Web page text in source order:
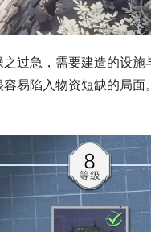
过急，需要建造的设
易陷入物资短缺的局